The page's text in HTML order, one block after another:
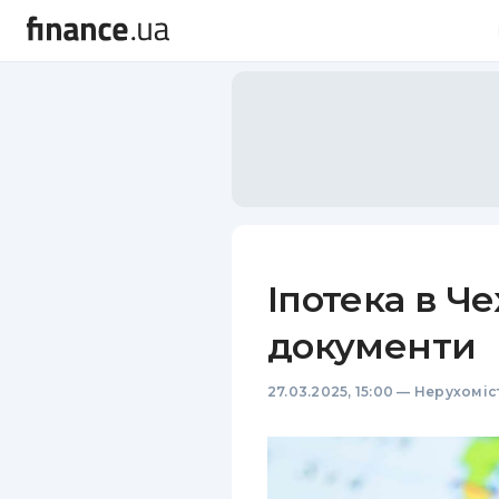
Іпотека в
документи
27.03.2025, 15:00 —